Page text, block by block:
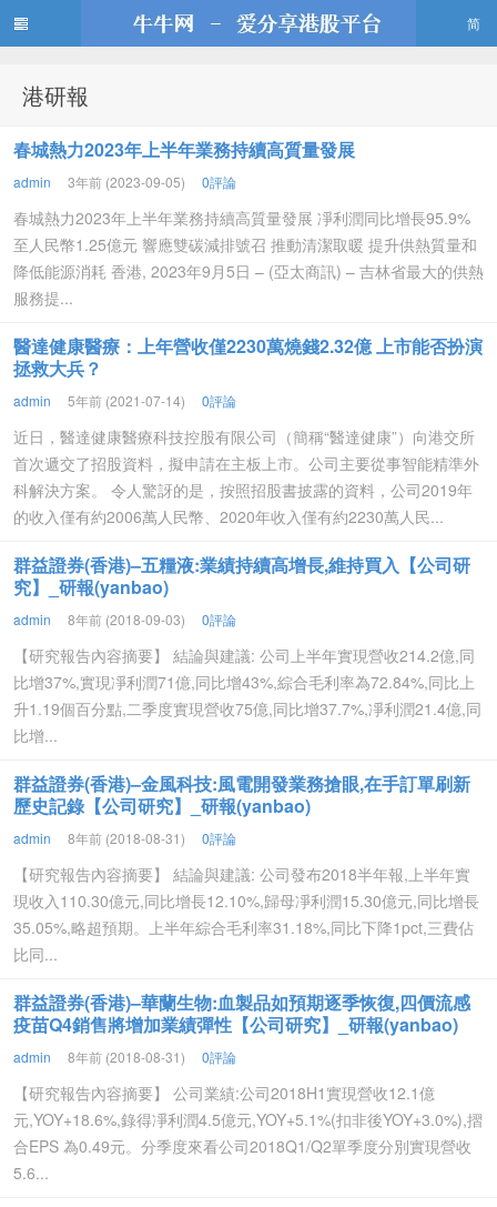
牛牛網
简
港研報
春城熱力2023年上半年業務持續高質量發展
admin 3年前 (2023-09-05) 0評論
春城熱力2023年上半年業務持續高質量發展 凈利潤同比增長95.9%
至人民幣1.25億元 響應雙碳減排號召 推動清潔取暖 提升供熱質量和
降低能源消耗 香港, 2023年9月5日 – (亞太商訊) – 吉林省最大的供熱
服務提...
醫達健康醫療：上年營收僅2230萬燒錢2.32億 上市能否扮演
拯救大兵？
admin 5年前 (2021-07-14) 0評論
近日，醫達健康醫療科技控股有限公司（簡稱“醫達健康”）向港交所
首次遞交了招股資料，擬申請在主板上市。公司主要從事智能精準外
科解決方案。 令人驚訝的是，按照招股書披露的資料，公司2019年
的收入僅有約2006萬人民幣、2020年收入僅有約2230萬人民...
群益證券(香港)–五糧液:業績持續高增長,維持買入【公司研
究】_研報(yanbao)
admin 8年前 (2018-09-03) 0評論
【研究報告內容摘要】 結論與建議: 公司上半年實現營收214.2億,同
比增37%,實現凈利潤71億,同比增43%,綜合毛利率為72.84%,同比上
升1.19個百分點,二季度實現營收75億,同比增37.7%,凈利潤21.4億,同
比增...
群益證券(香港)–金風科技:風電開發業務搶眼,在手訂單刷新
歷史記錄【公司研究】_研報(yanbao)
admin 8年前 (2018-08-31) 0評論
【研究報告內容摘要】 結論與建議: 公司發布2018半年報,上半年實
現收入110.30億元,同比增長12.10%,歸母凈利潤15.30億元,同比增長
35.05%,略超預期。上半年綜合毛利率31.18%,同比下降1pct,三費佔
比同...
群益證券(香港)–華蘭生物:血製品如預期逐季恢復,四價流感
疫苗Q4銷售將增加業績彈性【公司研究】_研報(yanbao)
admin 8年前 (2018-08-31) 0評論
【研究報告內容摘要】 公司業績:公司2018H1實現營收12.1億
元,YOY+18.6%,錄得凈利潤4.5億元,YOY+5.1%(扣非後YOY+3.0%),摺
合EPS 為0.49元。分季度來看公司2018Q1/Q2單季度分別實現營收
5.6...